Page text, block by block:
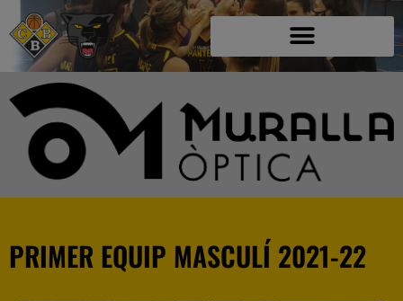
PRIMER EQUIP MASCULÍ 2021-22